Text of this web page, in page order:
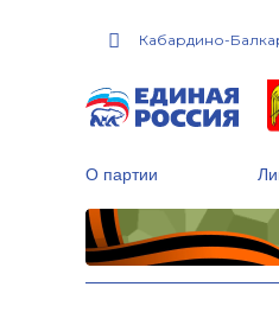
Кабардино-
О партии